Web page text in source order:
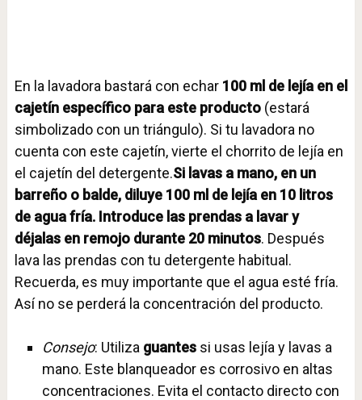
En la lavadora bastará con echar 100 ml de lejía en el
cajetín específico para este producto (estará
simbolizado con un triángulo). Si tu lavadora no
cuenta con este cajetín, vierte el chorrito de lejía en
el cajetín del detergente.Si lavas a mano, en un
barreño o balde, diluye 100 ml de lejía en 10 litros
de agua fría. Introduce las prendas a lavar y
déjalas en remojo durante 20 minutos. Después
lava las prendas con tu detergente habitual.
Recuerda, es muy importante que el agua esté fría.
Así no se perderá la concentración del producto.
Consejo: Utiliza guantes si usas lejía y lavas a
mano. Este blanqueador es corrosivo en altas
concentraciones. Evita el contacto directo con